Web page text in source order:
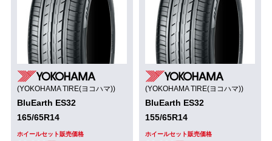
(YOKOHAMA TIRE(ヨコハマ))
BluEarth ES32
165/65R14
ホイールセット販売価格
(YOKOHAMA TIRE(ヨコハマ))
BluEarth ES32
155/65R14
ホイールセット販売価格